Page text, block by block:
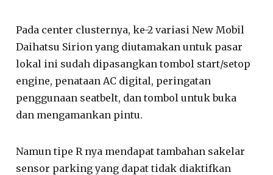
Pada center clusternya, ke-2 variasi New Mobil
Daihatsu Sirion yang diutamakan untuk pasar
lokal ini sudah dipasangkan tombol start/setop
engine, penataan AC digital, peringatan
penggunaan seatbelt, dan tombol untuk buka
dan mengamankan pintu.
Namun tipe R nya mendapat tambahan sakelar
sensor parking yang dapat tidak diaktifkan